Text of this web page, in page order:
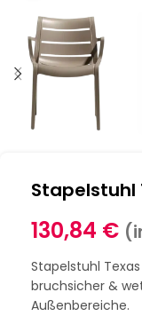
Stapelstuhl
130,84 €
Stapelstuhl
bruchsicher &
Außenbereiche.